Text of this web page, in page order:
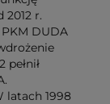
2012 r.
DUDA
pełnił
latach 1998